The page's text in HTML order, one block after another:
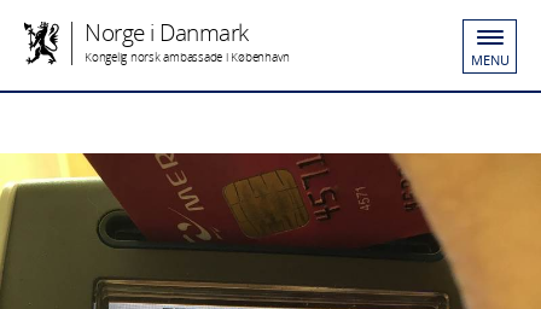
Norge i Danmark
Kongelig norsk ambassade i København MENU